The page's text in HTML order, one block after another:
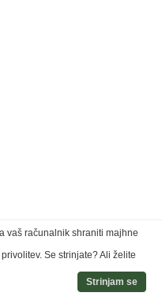
vaš računalnik shraniti majhne
Se strinjate? Ali želite
Strinjam se